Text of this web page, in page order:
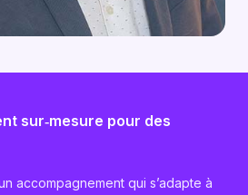
sur‑mesure pour des
accompagnement qui s’adapte à